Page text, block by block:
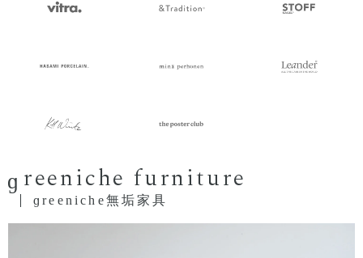
reeniche furniture
reeniche無垢家具